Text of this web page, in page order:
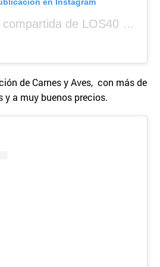
Una publicación compartida de LOS40 Panamá 🇵🇦 🎙️🎶 (@los40panama)
de Carnes y Aves, con más de
y a muy buenos precios.